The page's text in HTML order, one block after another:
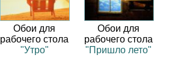
Обои для
рабочего стола
"Утро"
Обои для
рабочего стола
"Пришло лето"